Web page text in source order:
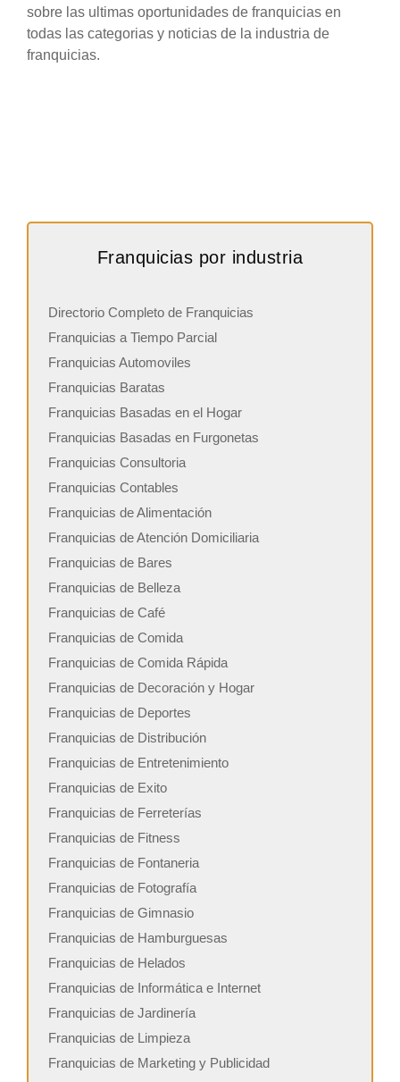
sobre las ultimas oportunidades de franquicias en
todas las categorias y noticias de la industria de
franquicias.
Franquicias por industria
Directorio Completo de Franquicias
Franquicias a Tiempo Parcial
Franquicias Automoviles
Franquicias Baratas
Franquicias Basadas en el Hogar
Franquicias Basadas en Furgonetas
Franquicias Consultoria
Franquicias Contables
Franquicias de Alimentación
Franquicias de Atención Domiciliaria
Franquicias de Bares
Franquicias de Belleza
Franquicias de Café
Franquicias de Comida
Franquicias de Comida Rápida
Franquicias de Decoración y Hogar
Franquicias de Deportes
Franquicias de Distribución
Franquicias de Entretenimiento
Franquicias de Exito
Franquicias de Ferreterías
Franquicias de Fitness
Franquicias de Fontaneria
Franquicias de Fotografía
Franquicias de Gimnasio
Franquicias de Hamburguesas
Franquicias de Helados
Franquicias de Informática e Internet
Franquicias de Jardinería
Franquicias de Limpieza
Franquicias de Marketing y Publicidad